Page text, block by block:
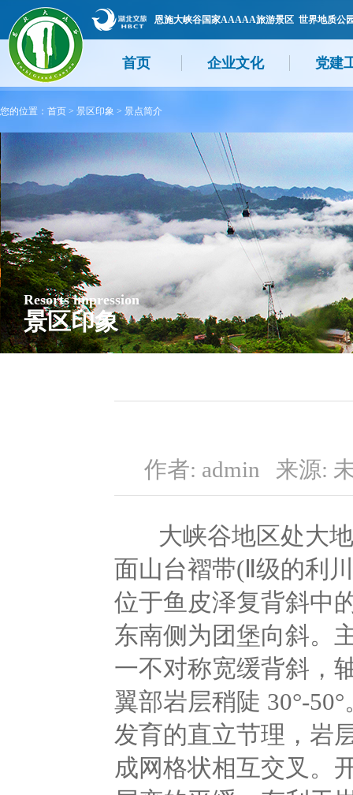
恩施大峡谷国家AAAAA旅游景区 世界地质公
首页 企业文化 党建
您的位置： 首页 > 景区印象 > 景点简介
Resorts impression
景区印象
作者: admin 来源:
大峡谷地区处大
面山台褶带(Ⅱ级的利
位于鱼皮泽复背斜中
东南侧为团堡向斜。
一不对称宽缓背斜，
翼部岩层稍陡 30°-
发育的直立节理，岩
成网格状相互交叉。